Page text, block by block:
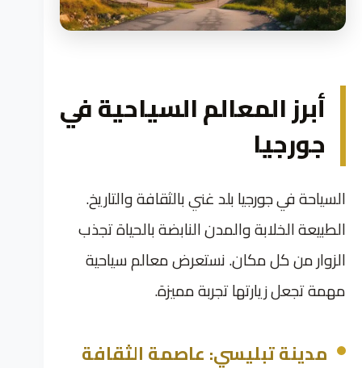
أبرز المعالم السياحية في
جورجيا
السياحة في جورجيا بلد غني بالثقافة والتاريخ.
الطبيعة الخلابة والمدن النابضة بالحياة تجذب
الزوار من كل مكان. نستعرض معالم سياحية
مهمة تجعل زيارتها تجربة مميزة.
مدينة تبليسي: عاصمة الثقافة